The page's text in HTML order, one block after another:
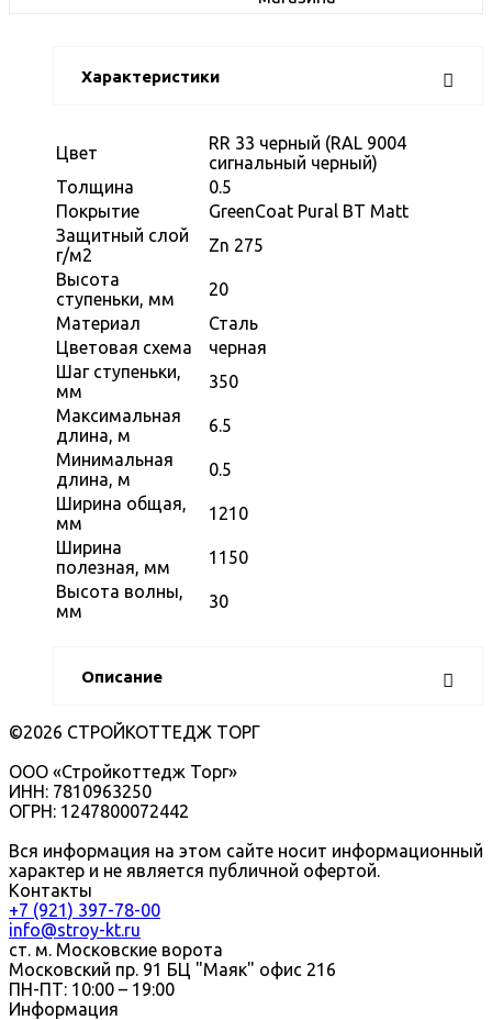
Характеристики
Цвет
RR 33 черный (RAL 9004
сигнальный черный)
Толщина
0.5
Покрытие
GreenCoat Pural BT Matt
Защитный слой
г/м2
Zn 275
Высота
ступеньки, мм
20
Материал
Сталь
Цветовая схема
черная
Шаг ступеньки,
мм
350
Максимальная
длина, м
6.5
Минимальная
длина, м
0.5
Ширина общая,
мм
1210
Ширина
полезная, мм
1150
Высота волны,
мм
30
Описание
©2026 СТРОЙКОТТЕДЖ ТОРГ
ООО «Стройкоттедж Торг»
ИНН: 7810963250
ОГРН: 1247800072442
Вся информация на этом сайте носит информационный
характер и не является публичной офертой.
Контакты
+7 (921) 397-78-00
info@stroy-kt.ru
ст. м. Московские ворота
Московский пр. 91 БЦ "Маяк" офис 216
ПН-ПТ: 10:00 – 19:00
Информация